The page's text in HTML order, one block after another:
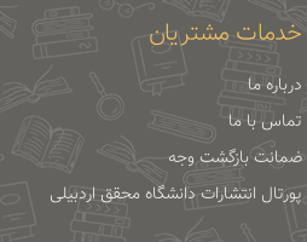
خدمات مشتریان
درباره ما
تماس با ما
ضمانت بازگشت وجه
پورتال انتشارات دانشگاه محقق اردبیلی